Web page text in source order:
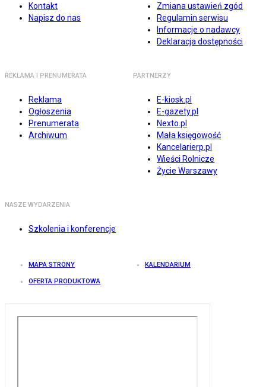
Kontakt
Napisz do nas
Zmiana ustawień zgód
Regulamin serwisu
Informacje o nadawcy
Deklaracja dostępności
REKLAMA I PRENUMERATA
Reklama
Ogłoszenia
Prenumerata
Archiwum
PARTNERZY
E-kiosk.pl
E-gazety.pl
Nexto.pl
Mała księgowość
Kancelarierp.pl
Wieści Rolnicze
Życie Warszawy
NASZE WYDARZENIA
Szkolenia i konferencje
MAPA STRONY KALENDARIUM
OFERTA PRODUKTOWA